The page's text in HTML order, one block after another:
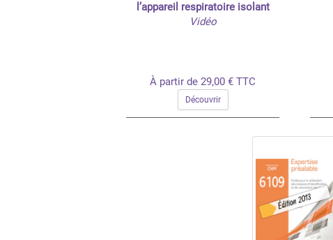
l’appareil respiratoire isolant
Vidéo
À partir de 29,00 € TTC
Découvrir